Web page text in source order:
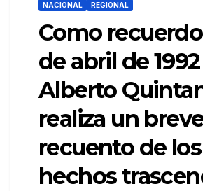
NACIONAL REGIONAL
Como
de abril de 1992
Alberto
realiza un
recuento de los
hechos